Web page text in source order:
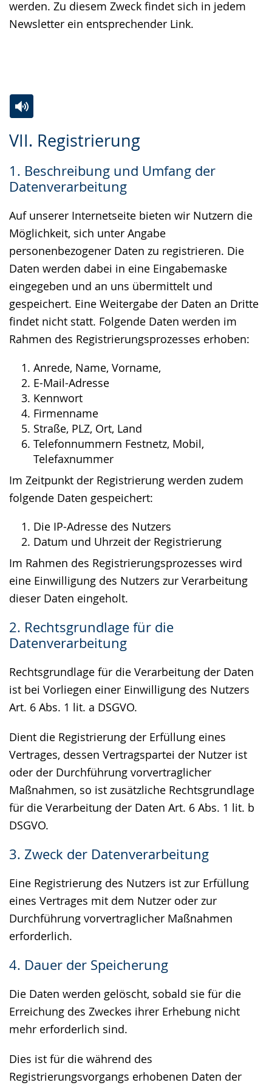
werden. Zu diesem Zweck findet sich in jedem
Newsletter ein entsprechender Link.
VII. Registrierung
1. Beschreibung und Umfang der
Datenverarbeitung
Auf unserer Internetseite bieten wir Nutzern die
Möglichkeit, sich unter Angabe
personenbezogener Daten zu registrieren. Die
Daten werden dabei in eine Eingabemaske
eingegeben und an uns übermittelt und
gespeichert. Eine Weitergabe der Daten an Dritte
findet nicht statt. Folgende Daten werden im
Rahmen des Registrierungsprozesses erhoben:
Anrede, Name, Vorname,
E-Mail-Adresse
Kennwort
Firmenname
Straße, PLZ, Ort, Land
Telefonnummern Festnetz, Mobil,
Telefaxnummer
Im Zeitpunkt der Registrierung werden zudem
folgende Daten gespeichert:
Die IP-Adresse des Nutzers
Datum und Uhrzeit der Registrierung
Im Rahmen des Registrierungsprozesses wird
eine Einwilligung des Nutzers zur Verarbeitung
dieser Daten eingeholt.
2. Rechtsgrundlage für die
Datenverarbeitung
Rechtsgrundlage für die Verarbeitung der Daten
ist bei Vorliegen einer Einwilligung des Nutzers
Art. 6 Abs. 1 lit. a DSGVO.
Dient die Registrierung der Erfüllung eines
Vertrages, dessen Vertragspartei der Nutzer ist
oder der Durchführung vorvertraglicher
Maßnahmen, so ist zusätzliche Rechtsgrundlage
für die Verarbeitung der Daten Art. 6 Abs. 1 lit. b
DSGVO.
3. Zweck der Datenverarbeitung
Eine Registrierung des Nutzers ist zur Erfüllung
eines Vertrages mit dem Nutzer oder zur
Durchführung vorvertraglicher Maßnahmen
erforderlich.
4. Dauer der Speicherung
Die Daten werden gelöscht, sobald sie für die
Erreichung des Zweckes ihrer Erhebung nicht
mehr erforderlich sind.
Dies ist für die während des
Registrierungsvorgangs erhobenen Daten der
Leichten
wechseln.
Audio-
Video
Deutscher
wird
angezeigt.